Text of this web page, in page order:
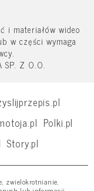
i materiałów wideo
w części wymaga
SP. Z O.O.
Polki.pl
Story.pl
zwielokrotnianie,